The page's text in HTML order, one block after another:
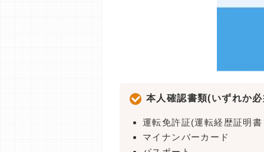
本人確認書類(いずれか
運転免許証(運転経歴証明書
マイナンバーカード